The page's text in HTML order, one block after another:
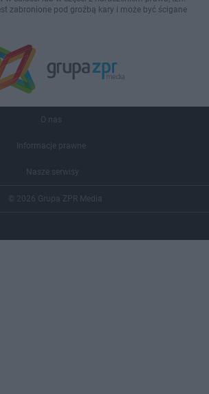
zabronione pod groźbą kary i może być ścigane
O nas
Informacje prawne
Nasze serwisy
© 2026 Grupa ZPR Media